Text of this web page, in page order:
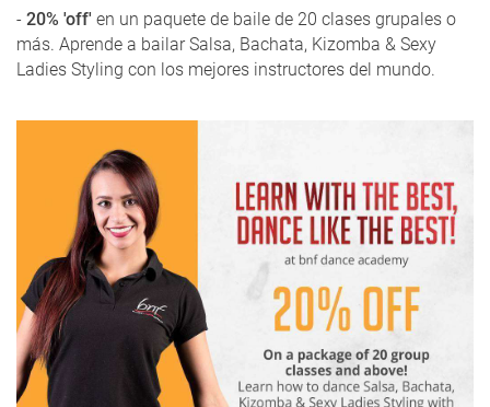
- 20% 'off' en un paquete de baile de 20 clases grupales o
más. Aprende a bailar Salsa, Bachata, Kizomba & Sexy
Ladies Styling con los mejores instructores del mundo.